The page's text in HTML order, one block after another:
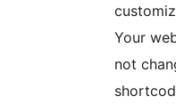
Your
not